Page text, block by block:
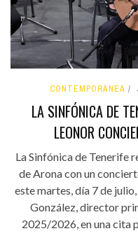
CONTEMPORÁNEA
LA SINFÓNICA DE
LEONOR
La Sinfónica de Tenerife
de Arona con un
este martes, día 7 de
González, director
2025/2026, en una cita